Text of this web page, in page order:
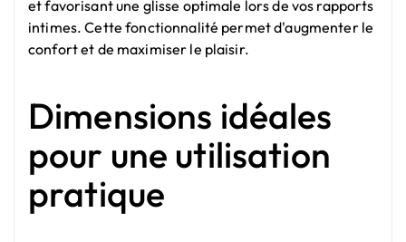
et favorisant une glisse optimale lors de vos rapports
intimes. Cette fonctionnalité permet d'augmenter le
confort et de maximiser le plaisir.
Dimensions idéales
pour une utilisation
pratique